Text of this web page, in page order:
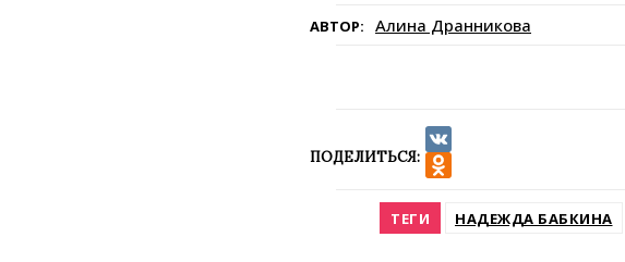
АВТОР: Алина Дранникова
ПОДЕЛИТЬСЯ:
VK
ТЕГИ НАДЕЖДА БАБКИНА